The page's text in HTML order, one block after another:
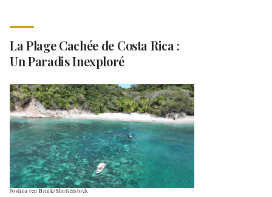
La Plage Cachée de Costa Rica :
Un Paradis Inexploré
Joshua ten Brink/Shutterstock